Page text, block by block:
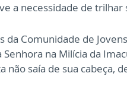
a necessidade de trilhar
da Comunidade de
Senhora na Milícia da
não saía de sua cabeça,